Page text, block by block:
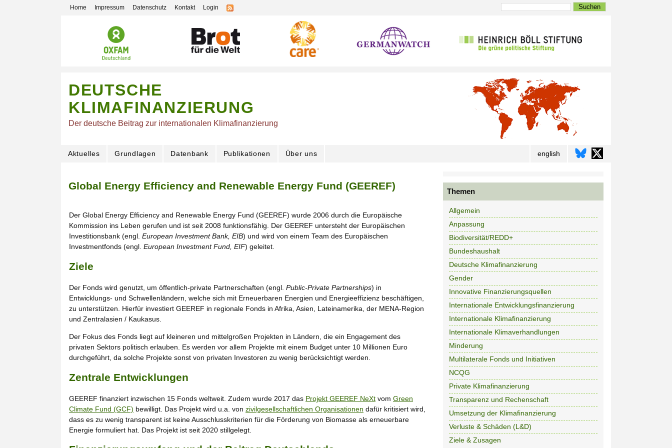
DEUTSCHE
KLIMAFINANZIERUNG
Der deutsche Beitrag zur internationalen Klimafinanzierung
Aktuelles Grundlagen Datenbank Publikationen Über uns english
Global Energy Efficiency and Renewable Energy Fund (GEEREF)
Der Global Energy Efficiency and Renewable Energy Fund (GEEREF) wurde 2006 durch die Europäische
Kommission ins Leben gerufen und ist seit 2008 funktionsfähig. Der GEEREF untersteht der Europäischen
Investitionsbank (engl. European Investment Bank, EIB) und wird von einem Team des Europäischen
Investmentfonds (engl. European Investment Fund, EIF) geleitet.
Ziele
Der Fonds wird genutzt, um öffentlich-private Partnerschaften (engl. Public-Private Partnerships) in
Entwicklungs- und Schwellenländern, welche sich mit Erneuerbaren Energien und Energieeffizienz beschäftigen,
zu unterstützen. Hierfür investiert GEEREF in regionale Fonds in Afrika, Asien, Lateinamerika, der MENA-Region
und Zentralasien / Kaukasus.
Der Fokus des Fonds liegt auf kleineren und mittelgroßen Projekten in Ländern, die ein Engagement des
privaten Sektors politisch erlauben. Es werden vor allem Projekte mit einem Budget unter 10 Millionen Euro
durchgeführt, da solche Projekte sonst von privaten Investoren zu wenig berücksichtigt werden.
Zentrale Entwicklungen
GEEREF finanziert inzwischen 15 Fonds weltweit. Zudem wurde 2017 das Projekt GEEREF NeXt vom Green
Climate Fund (GCF) bewilligt. Das Projekt wird u.a. von zivilgesellschaftlichen Organisationen dafür kritisiert wird,
dass es zu wenig transparent ist keine Ausschlusskriterien für die Förderung von Biomasse als erneuerbare
Energie formuliert hat. Das Projekt ist seit 2020 stillgelegt.
Themen
Allgemein
Anpassung
Biodiversität/REDD+
Bundeshaushalt
Deutsche Klimafinanzierung
Gender
Innovative Finanzierungsquellen
Internationale Entwicklungsfinanzierung
Internationale Klimafinanzierung
Internationale Klimaverhandlungen
Minderung
Multilaterale Fonds und Initiativen
NCQG
Private Klimafinanzierung
Transparenz und Rechenschaft
Umsetzung der Klimafinanzierung
Verluste & Schäden (L&D)
Ziele & Zusagen
Home Impressum Datenschutz Kontakt Login Suchen